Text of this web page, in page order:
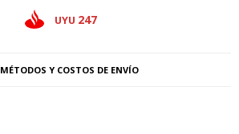
UYU 247
MÉTODOS Y COSTOS DE ENVÍO